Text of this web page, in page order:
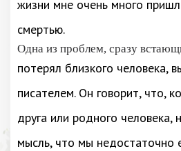
жизни мне очень много
смертью.
Одна из проблем, сразу
потерял близкого человека,
писателем. Он говорит, что,
друга или родного человека,
мысль, что мы недостаточно